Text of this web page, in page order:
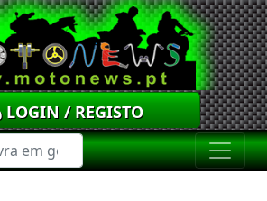
LOGIN / REGISTO